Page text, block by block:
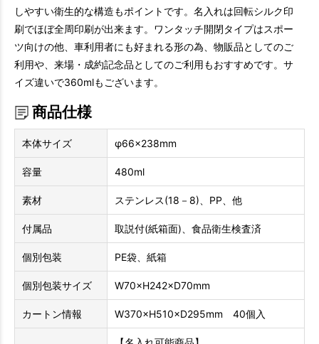
しやすい衛生的な構造もポイントです。名入れは回転シルク印
刷でほぼ全周印刷が出来ます。ワンタッチ開閉タイプはスポー
ツ向けの他、車利用者にも好まれる形の為、物販品としてのご
利用や、来場・成約記念品としてのご利用もおすすめです。サ
イズ違いで360mlもございます。
商品仕様
本体サイズ φ66×238mm
容量 480ml
素材 ステンレス(18－8)、PP、他
付属品 取説付(紙箱面)、食品衛生検査済
個別包装 PE袋、紙箱
個別包装サイズ W70×H242×D70mm
カートン情報 W370×H510×D295mm 40個入